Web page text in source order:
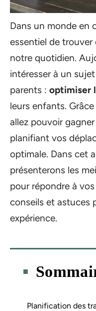
Dans un monde en
essentiel de
notre quotidien.
intéresser à un
parents : optimiser
leurs enfants.
allez pouvoir
planifiant vos
optimale. Dans cet
présenterons les
pour répondre à
conseils et astuces
expérience.
Planification des